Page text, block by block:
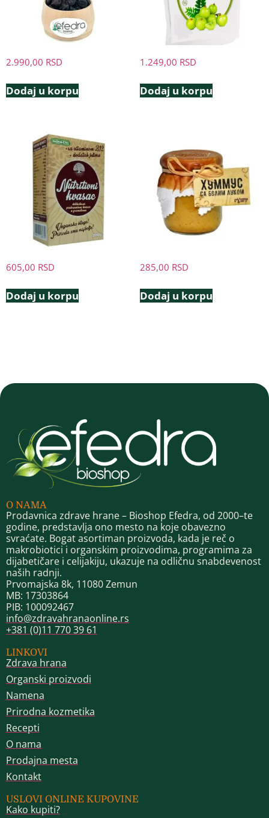
2.990,00 RSD
Dodaj u korpu
1.249,00 RSD
Dodaj u korpu
605,00 RSD
Dodaj u korpu
285,00 RSD
Dodaj u korpu
O NAMA
Prodavnica zdrave hrane – Bioshop Efedra, od 2000–te
godine, predstavlja ono mesto na koje obavezno
svraćate. Bogat asortiman proizvoda, kada je reč o
makrobiotici i organskim proizvodima, programima za
dijabetičare i celijakiju, ukazuje na odličnu snabdevenost
naših radnji.
Prvomajska 8k, 11080 Zemun
MB: 17303864
PIB: 100092467
info@zdravahranaonline.rs
+381 (0)11 770 39 61
LINKOVI
Zdrava hrana
Organski proizvodi
Namena
Prirodna kozmetika
Recepti
O nama
Prodajna mesta
Kontakt
USLOVI ONLINE KUPOVINE
Kako kupiti?